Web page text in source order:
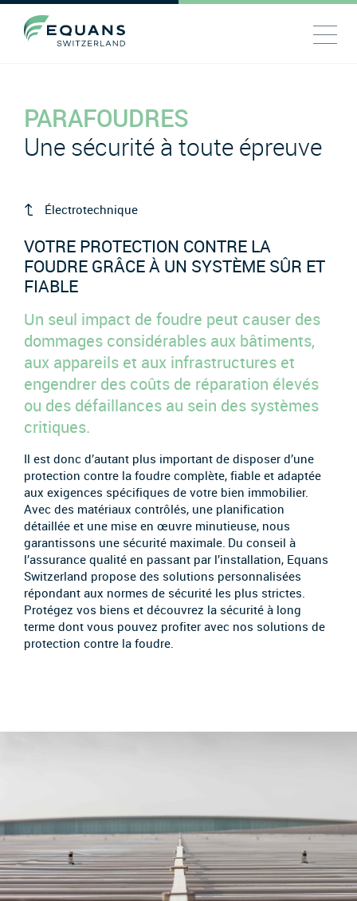
PARAFOUDRES
Une sécurité à toute épreuve
Électrotechnique
VOTRE PROTECTION CONTRE LA
FOUDRE GRÂCE À UN SYSTÈME SÛR ET
FIABLE
Un seul impact de foudre peut causer des
dommages considérables aux bâtiments,
aux appareils et aux infrastructures et
engendrer des coûts de réparation élevés
ou des défaillances au sein des systèmes
critiques.
Il est donc d’autant plus important de disposer d’une
protection contre la foudre complète, fiable et adaptée
aux exigences spécifiques de votre bien immobilier.
Avec des matériaux contrôlés, une planification
détaillée et une mise en œuvre minutieuse, nous
garantissons une sécurité maximale. Du conseil à
l’assurance qualité en passant par l’installation, Equans
Switzerland propose des solutions personnalisées
répondant aux normes de sécurité les plus strictes.
Protégez vos biens et découvrez la sécurité à long
terme dont vous pouvez profiter avec nos solutions de
protection contre la foudre.